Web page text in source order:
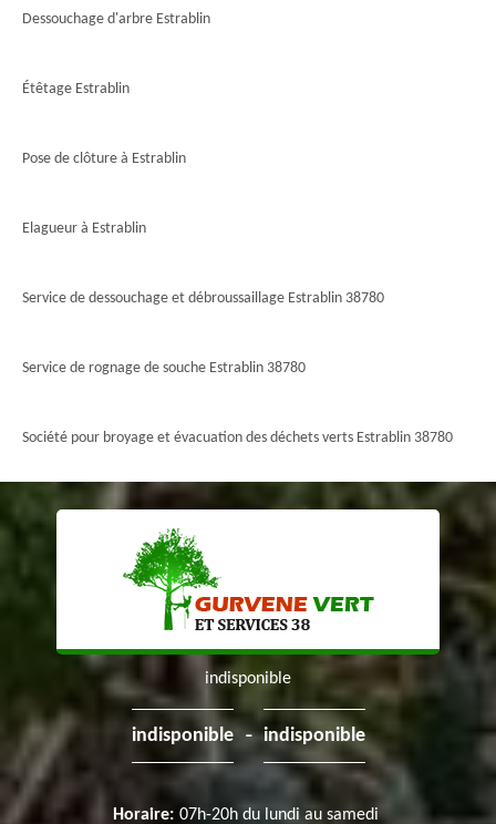
Dessouchage d'arbre Estrablin
Étêtage Estrablin
Pose de clôture à Estrablin
Elagueur à Estrablin
Service de dessouchage et débroussaillage Estrablin 38780
Service de rognage de souche Estrablin 38780
Société pour broyage et évacuation des déchets verts Estrablin 38780
indisponible
indisponible - indisponible
Horaire: 07h-20h du lundi au samedi